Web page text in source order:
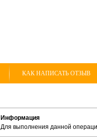
КАК НАПИСАТЬ ОТЗЫВ
Информация
Для выполнения данной